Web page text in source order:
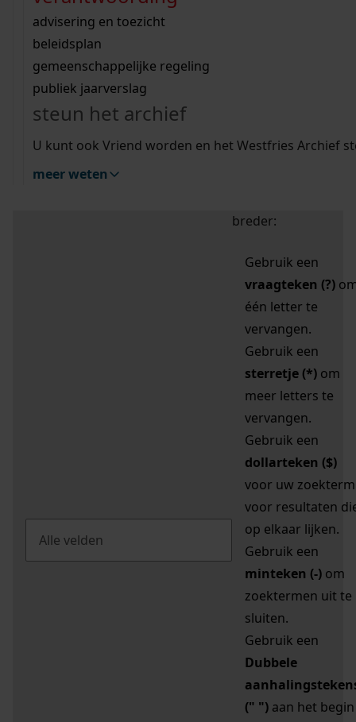
bouwvergunningen
omgevingsvergunningen
vergunningen
beeld en geluid
uitleg nodig?
Wij helpen u op weg met een aantal zoektips.
bekijk alle zoektips
Wij helpen u op weg met een aantal zoektips.
bekijk alle zoektips
bekijk ons geschiedenislokaal
advisering en toezicht
beleidsplan
gemeenschappelijke regeling
publiek jaarverslag
steun het archief
U kunt ook Vriend worden en het Westfries Archief
meer weten
zoektips
Mijn Studiezaal (inloggen)
uw zoekopdracht te
breder:
Gebruik een
vraagteken (?)
één letter te
vervangen.
Gebruik een
sterretje (*) om
meer letters te
vervangen.
Gebruik een
dollarteken ($)
voor uw zoekterm
voor resultaten
op elkaar lijken.
Gebruik een
minteken (-) om
zoektermen uit te
sluiten.
Gebruik een
Dubbele
(" ") aan het begin